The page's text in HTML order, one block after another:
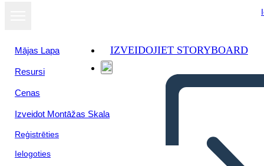
Mājas Lapa
Resursi
Cenas
Izveidot Montāžas Skala
Reģistrēties
Ielogoties
IZVEIDOJIET STORYBOARD
Skatīt kā
slaidrādi